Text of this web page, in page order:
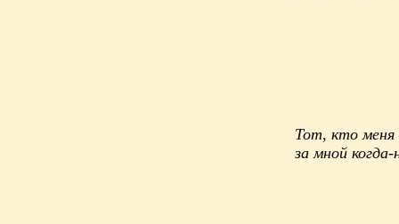
Тот, кто меня
за мной когда-